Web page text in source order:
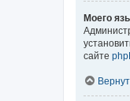
Моего
сайте